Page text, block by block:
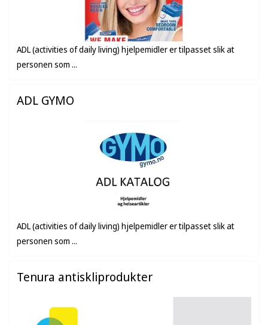
ADL (activities of daily living) hjelpemidler er tilpasset slik at
personen som ...
ADL GYMO
ADL (activities of daily living) hjelpemidler er tilpasset slik at
personen som ...
Tenura antiskliprodukter